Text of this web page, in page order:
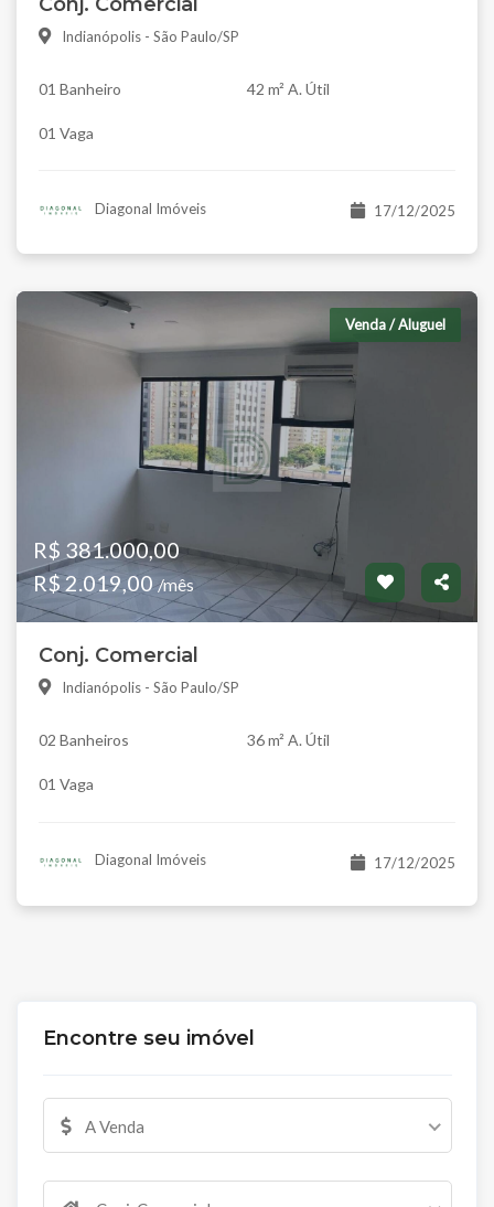
Encontre seu imóvel
A Venda
Indianópolis - São Paulo/SP
01 Banheiro 42 m² A. Útil
01 Vaga
Diagonal Imóveis 17/12/2025
Venda / Aluguel
R$ 381.000,00
R$ 2.019,00/mês
Conj. Comercial
Indianópolis - São Paulo/SP
02 Banheiros 36 m² A. Útil
01 Vaga
Diagonal Imóveis 17/12/2025